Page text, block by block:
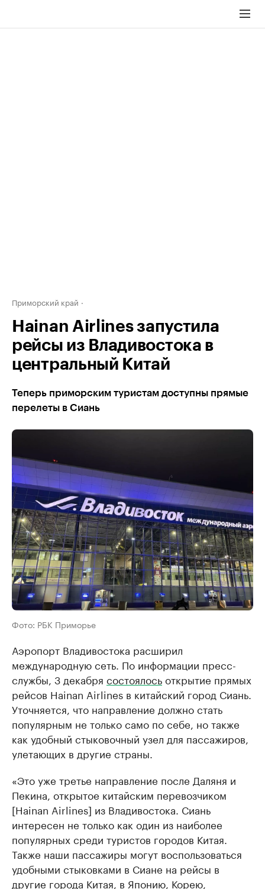
Приморский край
Hainan Airlines запустила
рейсы из Владивостока в
центральный Китай
Теперь приморским туристам доступны прямые
перелеты в Сиань
Фото: РБК Приморье
Аэропорт Владивостока расширил
международную сеть. По информации пресс-
службы, 3 декабря состоялосьоткрытие прямых
рейсов Hainan Airlines в китайский город Сиань.
Уточняется, что направление должно стать
популярным не только само по себе, но также
как удобный стыковочный узел для пассажиров,
улетающих в другие страны.
«Это уже третье направление после Даляня и
Пекина, открытое китайским перевозчиком
[Hainan Airlines] из Владивостока. Сиань
интересен не только как один из наиболее
популярных среди туристов городов Китая.
Также наши пассажиры могут воспользоваться
удобными стыковками в Сиане на рейсы в
другие города Китая, в Японию, Корею,